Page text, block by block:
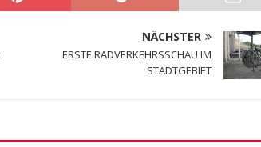
NÄCHSTER
ERSTE RADVERKEHRSSCHAU IM
STADTGEBIET